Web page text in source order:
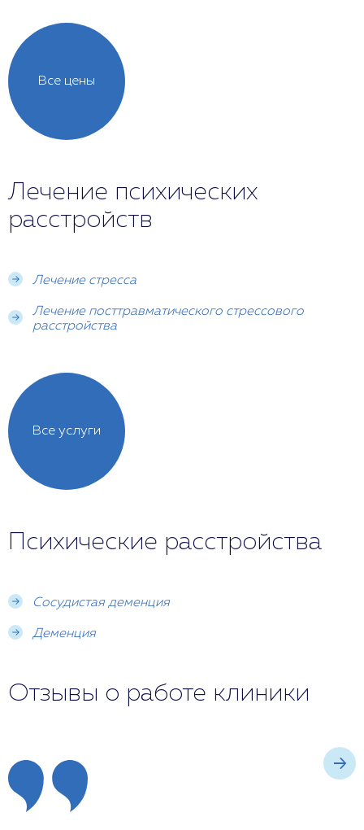
Все цены
Лечение психических
расстройств
Лечение стресса
Лечение посттравматического стрессового
расстройства
Все услуги
Психические расстройства
Сосудистая деменция
Деменция
Отзывы о работе клиники